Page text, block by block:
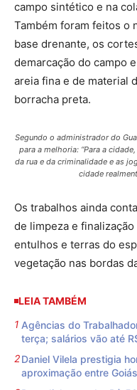
campo sintético e na
Também foram feitos o
base drenante, os
demarcação do campo
areia fina e de material
borracha preta.
Segundo o administrador do
para a melhoria: “Para a
da rua e da criminalidade e as
cidade
Os trabalhos ainda
de limpeza e
entulhos e terras do
vegetação nas bordas
LEIA TAMBÉM
Agências do
terça; salários vão até
Daniel Vilela prestigia
aproximação entre